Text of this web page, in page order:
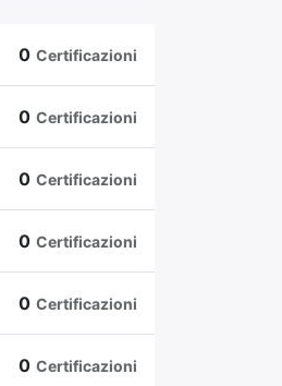
0 Certificazioni
0 Certificazioni
0 Certificazioni
0 Certificazioni
0 Certificazioni
0 Certificazioni